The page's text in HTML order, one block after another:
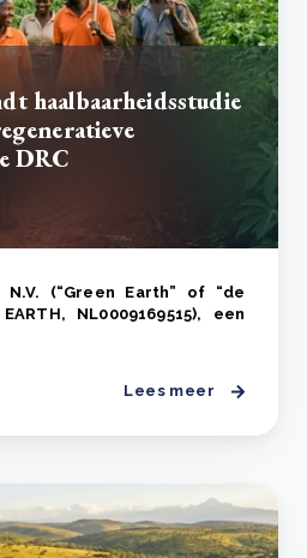
haalbaarheidsstudie
DRC
(“Green Earth” of “de
NL0009169515), een
Lees meer